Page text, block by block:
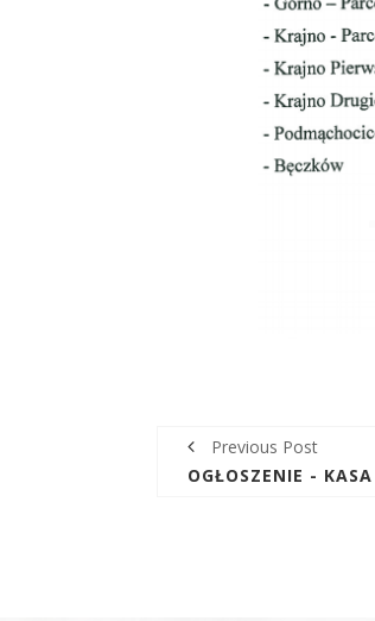
Previous Post